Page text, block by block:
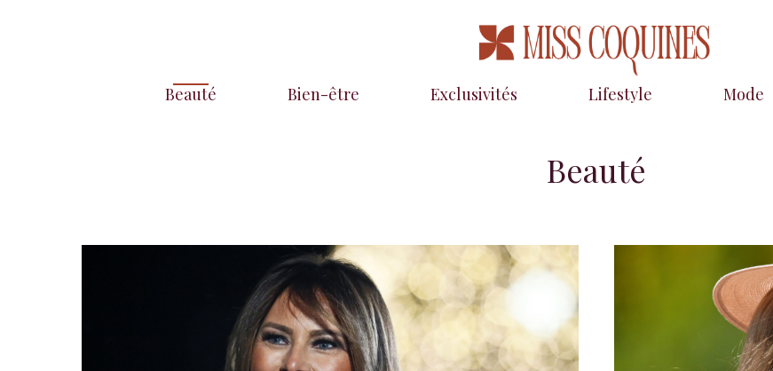
Beauté Bien-être Exclusivités Lifestyle Mode
Beauté